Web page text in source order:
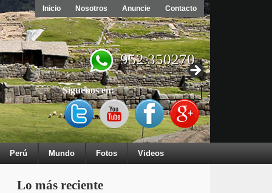
Inicio Nosotros Anuncie Contacto
952 350270
Síguenos en:
Perú Mundo Fotos Videos
Lo más reciente